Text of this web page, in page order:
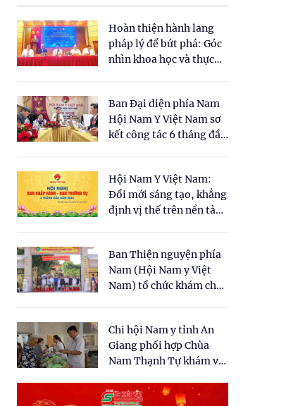
Hoàn thiện hành lang
pháp lý để bứt phá: Góc
nhìn khoa học và thực
cho Luật Y dược cổ
truyền Việt Nam"
Ban Đại diện phía Nam
Hội Nam Y Việt Nam sơ
kết công tác 6 tháng đầu
Hội Nam Y Việt Nam:
Đổi mới sáng tạo, khẳng
định vị thế trên nền tảng
Ban Thiện nguyện phía
Nam (Hội Nam y Việt
Nam) tổ chức khám chữa
dân tại xã Tân Tập
Chi hội Nam y tỉnh An
Giang phối hợp Chùa
Nam Thạnh Tự khám và
nhân dân